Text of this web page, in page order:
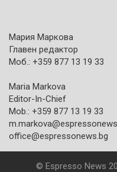
Мария Маркова
Главен редактор
Моб.: +359 877 13 19 33
Maria Markova
Editor-In-Chief
Mob.: +359 877 13 19 33
office@espressonews.bg
© Espresso News